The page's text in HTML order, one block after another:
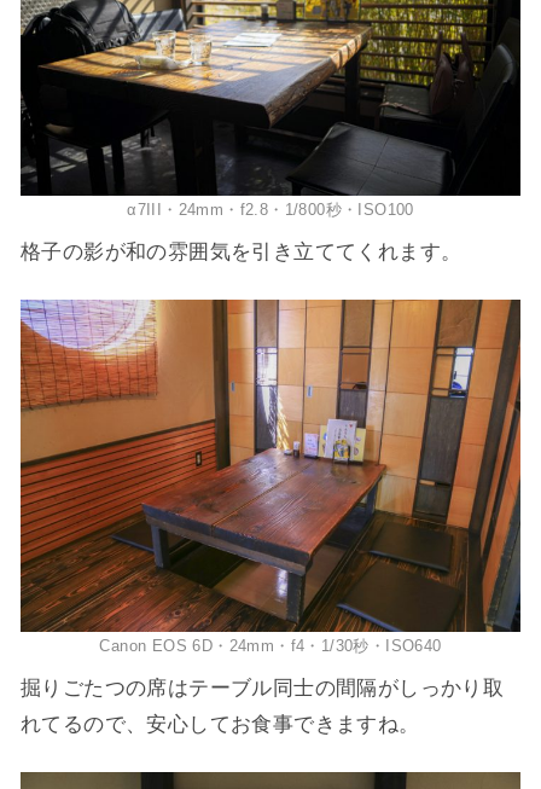
α7III・24mm・f2.8・1/800秒・ISO100
格子の影が和の雰囲気を引き立ててくれます。
Canon EOS 6D・24mm・f4・1/30秒・ISO640
掘りごたつの席はテーブル同士の間隔がしっかり取
れてるので、安心してお食事できますね。